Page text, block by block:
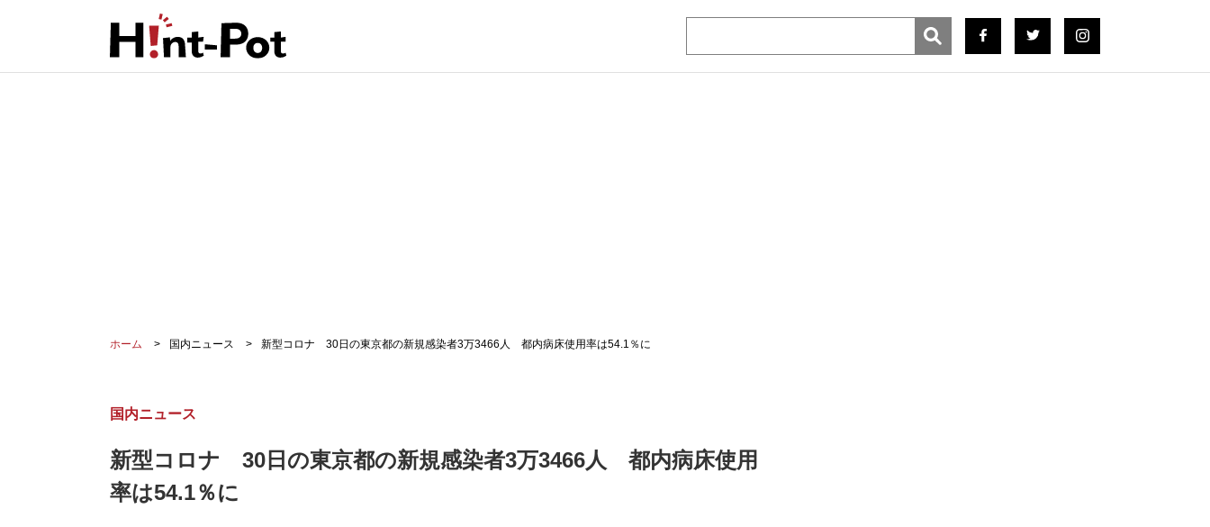
ホーム 国内ニュース 新型コロナ 30日の東京都の新規感染者3万3466人 都内病床使用率は54.1％に
国内ニュース
新型コロナ 30日の東京都の新規感染者3万3466人 都内病床使用
率は54.1％に